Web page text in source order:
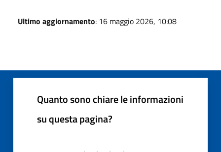
Ultimo aggiornamento: 16 maggio 2026, 10:08
Quanto sono chiare le informazioni
su questa pagina?